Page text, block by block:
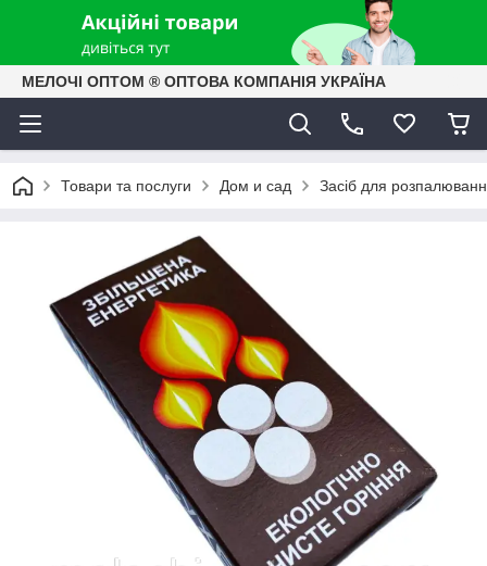
МЕЛОЧІ ОПТОМ ® ОПТОВА КОМПАНІЯ УКРАЇНА
Товари та послуги Дом и сад Засіб для